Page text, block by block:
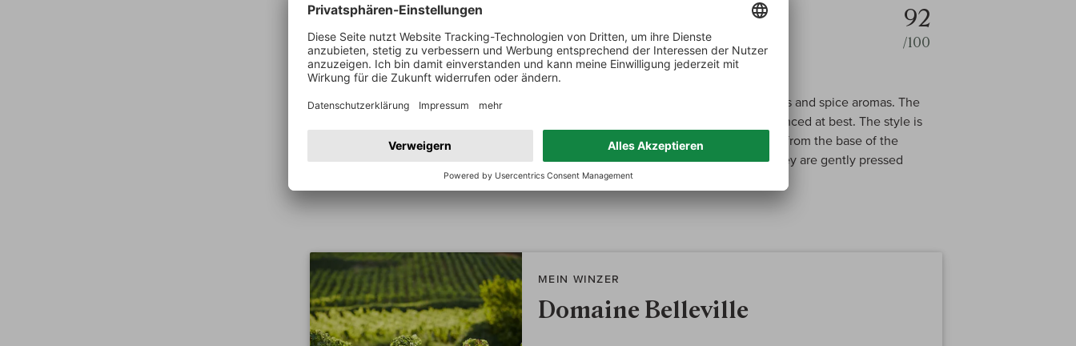
92
/100
Decanter über:Rully Premier Cru Chapitre
This loveable, easy-to-drink wine seduces with ripe pear, white blossoms and spice aromas. The
texture is lush and approachable, with a rich feel and acidity that is balanced at best. The style is
suited to early drinking and it lacks the structure to age. The grapes are from the base of the
slope in the limestone soils of this premier cru bordering the village. They are gently pressed
before fermentation and ageing in cask (25% new).
MEIN WINZER
Domaine Belleville